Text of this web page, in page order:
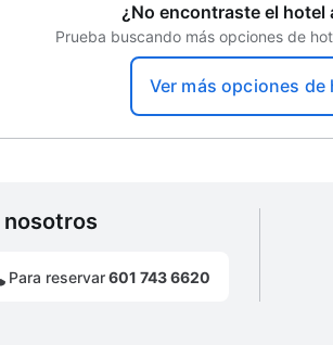
¿No encontraste el hotel
Prueba buscando más opciones de
Ver más opciones de
nosotros
Para reservar601 743 6620